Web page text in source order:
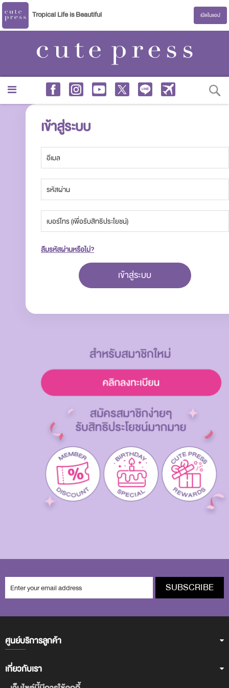
Tropical Life is Beautiful เปิดในแอป
เข้าสู่ระบบ
ลืมรหัสผ่านหรือไม่?
เข้าสู่ระบบ
SUBSCRIBE
ศูนย์บริการลูกค้า
เกี่ยวกับเรา